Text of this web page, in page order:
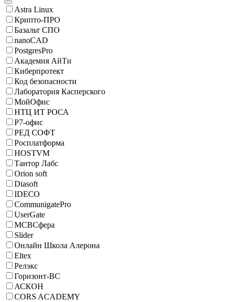
Astra Linux
Крипто-ПРО
Базальт СПО
nanoCAD
PostgresPro
Академия АйТи
Киберпротект
Код безопасности
Лаборатория Касперского
МойОфис
НТЦ ИТ РОСА
Р7-офис
РЕД СОФТ
Росплатформа
HOSTVM
Тантор Лабс
Orion soft
Diasoft
IDECO
CommunigatePro
UserGate
МСВСфера
Slider
Онлайн Школа Алерона
Eltex
Релэкс
Горизонт-ВС
АСКОН
CORS ACADEMY